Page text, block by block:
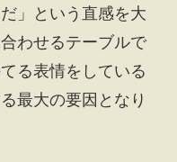
」という直感を大
わせるテーブルで
る表情をしている
最大の要因となり